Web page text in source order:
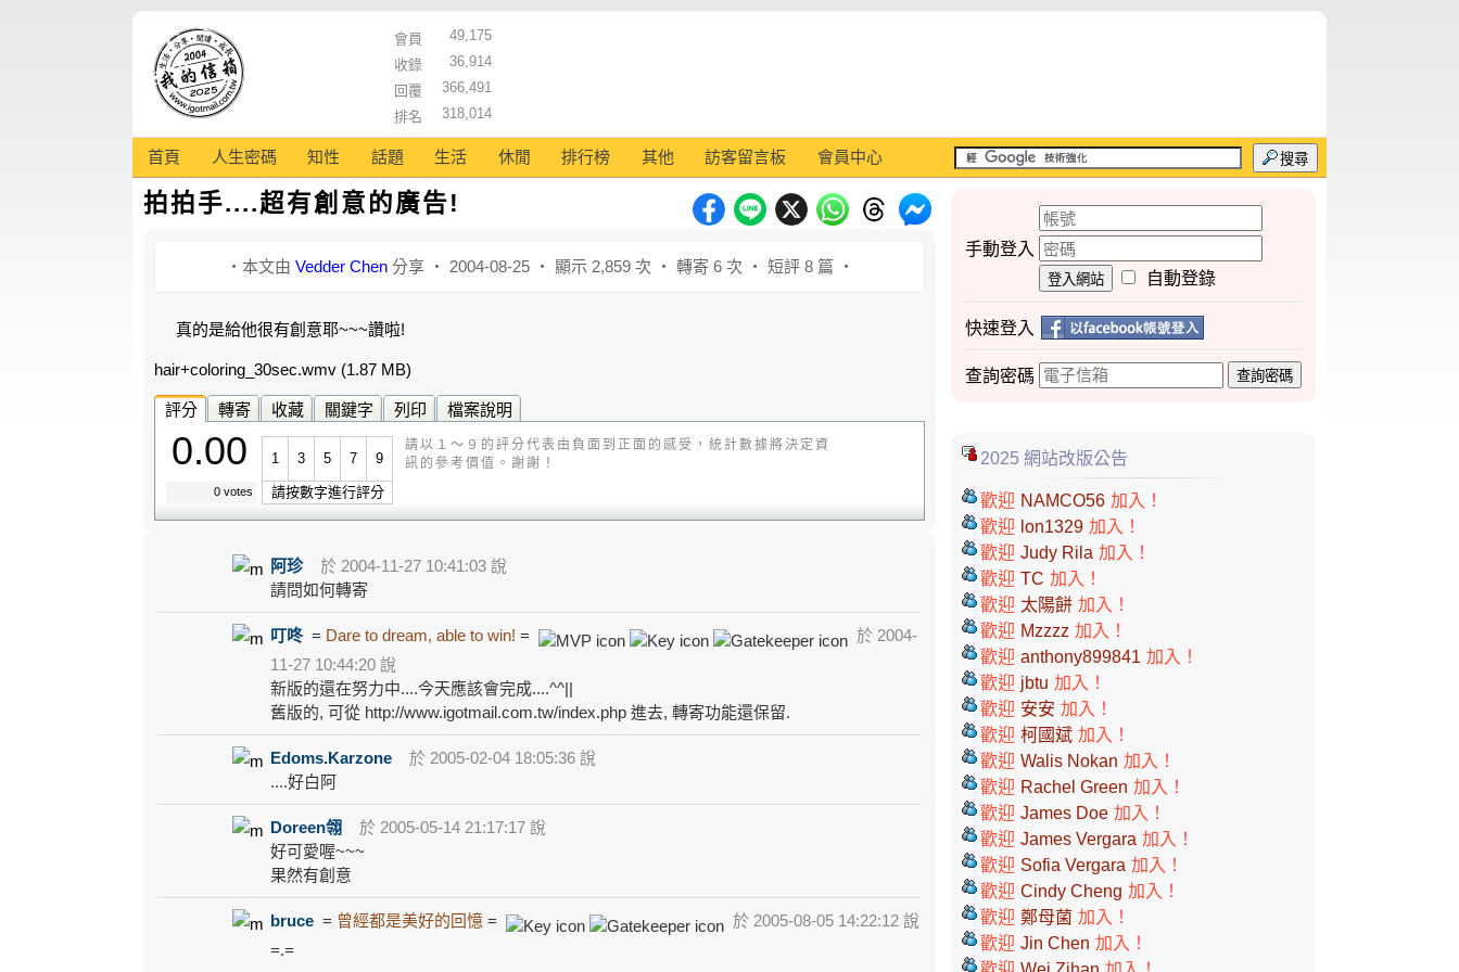
會員
49,175
收錄
36,914
回覆
366,491
排名
318,014
首頁 人生密碼 知性 話題 生活 休閒 排行榜 其他 訪客留言板 會員中心 搜尋
拍拍手....超有創意的廣告!
‧本文由 Vedder Chen分享 ‧ 2004-08-25 ‧ 顯示 2,859 次 ‧ 轉寄 6 次 ‧ 短評 8 篇 ‧
真的是給他很有創意耶~~~讚啦!
hair+coloring_30sec.wmv (1.87 MB)
評分 轉寄 收藏 關鍵字 列印 檔案說明
0.00
0 votes
1 3 5 7 9
請按數字進行評分
請以１～９的評分代表由負面到正面的感受，統計數據將決定資
訊的參考價值。謝謝！
阿珍
於 2004-11-27 10:41:03 說
請問如何轉寄
叮咚 = Dare to dream, able to win! =
於 2004-
11-27 10:44:20 說
新版的還在努力中....今天應該會完成....^^||
舊版的, 可從 http://www.igotmail.com.tw/index.php 進去, 轉寄功能還保留.
Edoms.Karzone
於 2005-02-04 18:05:36 說
....好白阿
Doreen翎
於 2005-05-14 21:17:17 說
好可愛喔~~~
果然有創意
bruce = 曾經都是美好的回憶=
於 2005-08-05 14:22:12 說
=.=
手動登入
登入網站 自動登錄
快速登入
查詢密碼 查詢密碼
2025 網站改版公告
歡迎 NAMCO56 加入！
歡迎 lon1329 加入！
歡迎 Judy Rila 加入！
歡迎 TC 加入！
歡迎 太陽餅 加入！
歡迎 Mzzzz 加入！
歡迎 anthony899841 加入！
歡迎 jbtu 加入！
歡迎 安安 加入！
歡迎 柯國斌 加入！
歡迎 Walis Nokan 加入！
歡迎 Rachel Green 加入！
歡迎 James Doe 加入！
歡迎 James Vergara 加入！
歡迎 Sofia Vergara 加入！
歡迎 Cindy Cheng 加入！
歡迎 鄭母菌 加入！
歡迎 Jin Chen 加入！